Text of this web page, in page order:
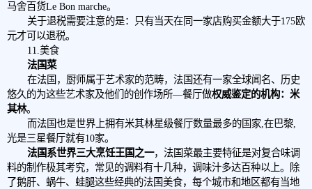
马舍百货Le Bon marche。
关于退税需要注意的是：只有当天在同一家店购买金额大于175欧
元才可以退税。
11.美食
法国菜
在法国，厨师属于艺术家的范畴，法国还有一家全球闻名、历史
悠久的为这些艺术家及他们的创作场所—餐厅做权威鉴定的机构：米
其林。
而法国也是世界上拥有米其林星级餐厅数量最多的国家,在巴黎,
光是三星餐厅就有10家。
法国系世界三大烹饪王国之一，法国菜最主要特征是对复合味调
料的制作极其考究，常见的调料有十几种，调味汁多达百种以上。除
了鹅肝、蜗牛、蛙腿这些经典的法国美食，每个城市和地区都有当地